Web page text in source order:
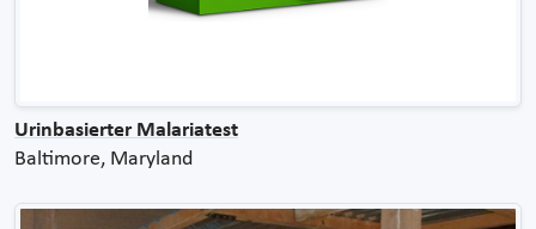
Urinbasierter Malariatest
Baltimore, Maryland